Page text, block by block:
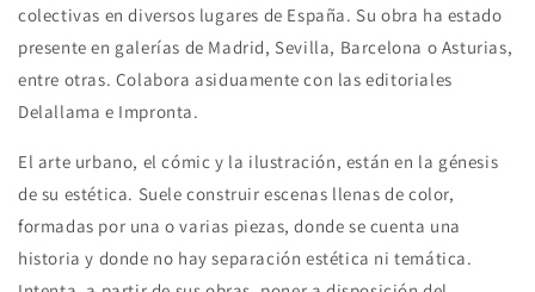
colectivas en diversos lugares de España. Su obra ha estado
presente en galerías de Madrid, Sevilla, Barcelona o Asturias,
entre otras. Colabora asiduamente con las editoriales
Delallama e Impronta.
El arte urbano, el cómic y la ilustración, están en la génesis
de su estética. Suele construir escenas llenas de color,
formadas por una o varias piezas, donde se cuenta una
historia y donde no hay separación estética ni temática.